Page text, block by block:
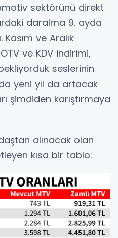
sektörünü direkt
daralma 9. ayda
Kasım ve Aralık
ve KDV indirimi,
seslerinin
yeni yıl da artacak
şimdiden karıştırmaya
alınacak olan
kısa bir tablo: